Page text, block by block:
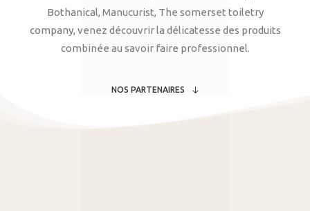
Bothanical, Manucurist, The somerset toiletry
company, venez découvrir la délicatesse des produits
combinée au savoir faire professionnel.
NOS PARTENAIRES